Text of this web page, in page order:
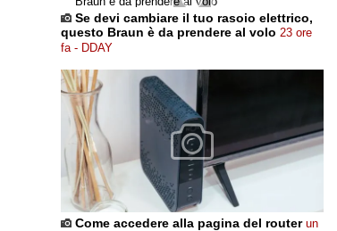
Se devi cambiare il tuo rasoio elettrico,
questo Braun è da prendere al volo 23 ore
fa - DDAY
Come accedere alla pagina del router un